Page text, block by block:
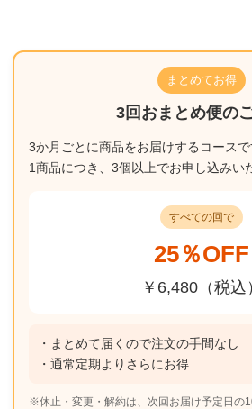
まとめてお得
3回おまとめ便の
3か月ごとに商品をお届けするコースで
1商品につき、3個以上でお申し込みい
すべての回で
25％OFF
￥6,480（税込
・まとめて届くので注文の手間なし
・通常定期よりさらにお得
※休止・変更・解約は、次回お届け予定日の